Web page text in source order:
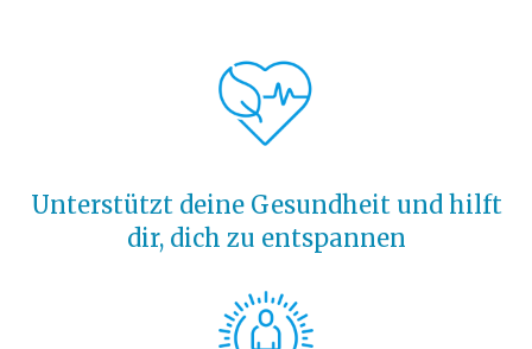
Unterstützt deine Gesundheit und hilft
dir, dich zu entspannen